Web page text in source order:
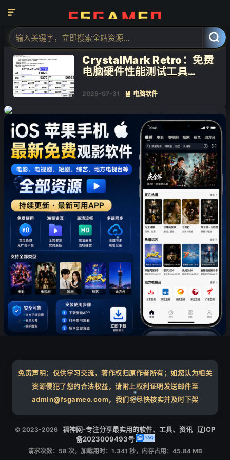


共 1 篇文章
标签：电脑硬件性能测试
CrystalMark Retro：免费
电脑硬件性能测试工具
2025-07-31  电脑软件
免责声明：仅供学习交流，著作权归原作者所有；如您认为相关
资源侵犯了您的合法权益，请附上权利证明发送邮件至
admin@fsgameo.com，我们将尽快核实并及时下架
© 2023-2026 福神网-专注分享最实用的软件、工具、资讯 辽ICP
备2023009493号
请求次数：58 次，加载用时：1.341 秒，内存占用：45.84 MB
❄
❄
❄